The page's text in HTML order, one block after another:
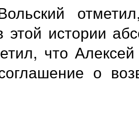
истории
что
о